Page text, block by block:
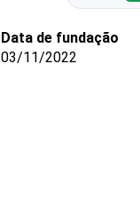
Data de fundação
03/11/2022